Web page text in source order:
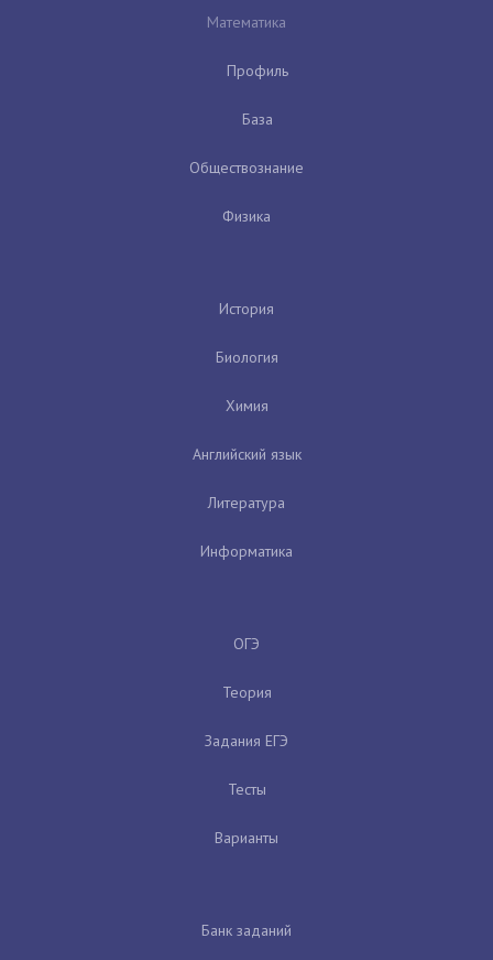
Математика
Профиль
База
Обществознание
Физика
История
Биология
Химия
Английский язык
Литература
Информатика
ОГЭ
Теория
Задания ЕГЭ
Тесты
Варианты
Банк заданий